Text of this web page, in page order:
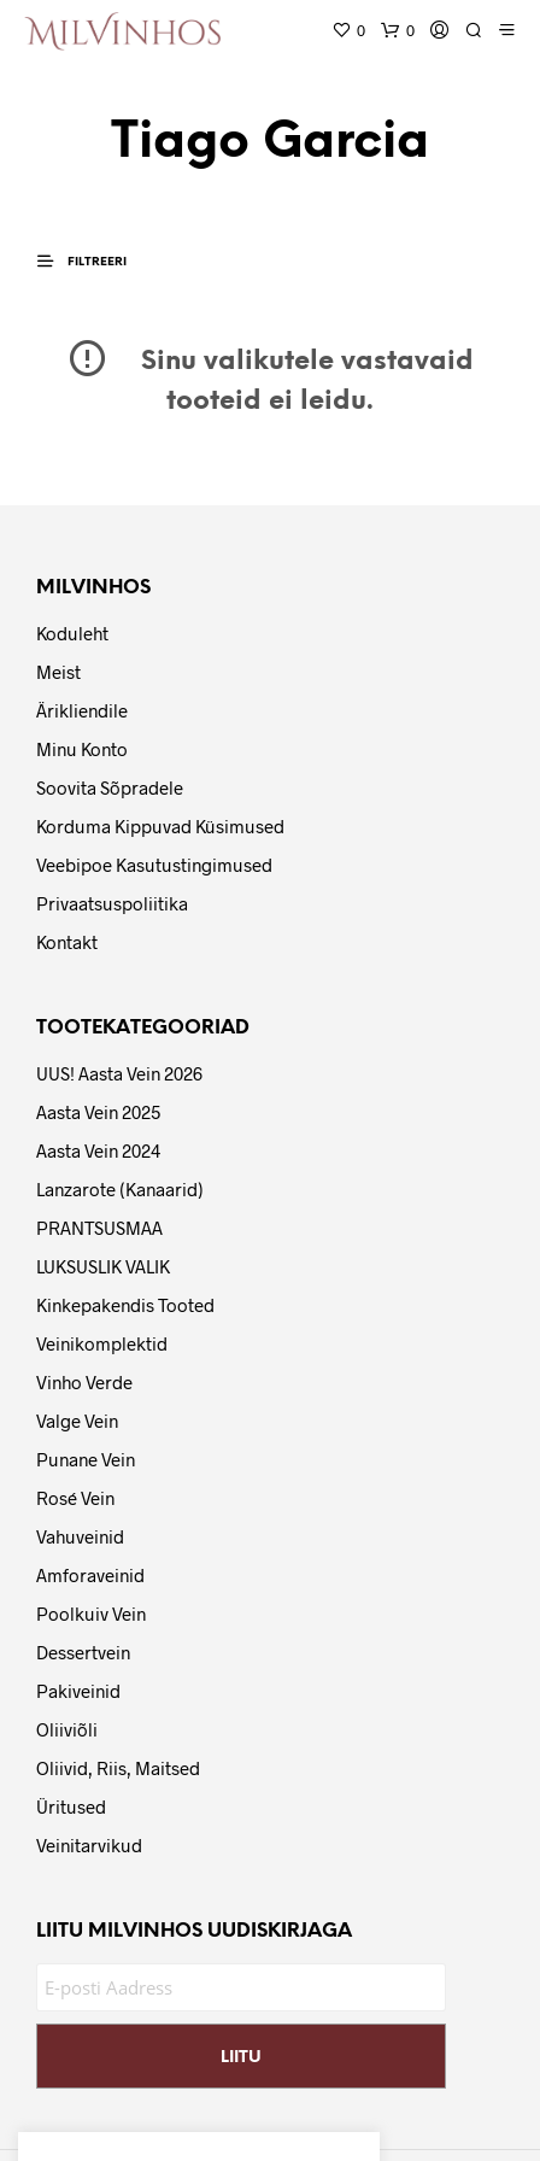
0 0
Tiago Garcia
FILTREERI
Sinu valikutele vastavaid
tooteid ei leidu.
MILVINHOS
Koduleht
Meist
Ärikliendile
Minu Konto
Soovita Sõpradele
Korduma Kippuvad Küsimused
Veebipoe Kasutustingimused
Privaatsuspoliitika
Kontakt
TOOTEKATEGOORIAD
UUS! Aasta Vein 2026
Aasta Vein 2025
Aasta Vein 2024
Lanzarote (Kanaarid)
PRANTSUSMAA
LUKSUSLIK VALIK
Kinkepakendis Tooted
Veinikomplektid
Vinho Verde
Valge Vein
Punane Vein
Rosé Vein
Vahuveinid
Amforaveinid
Poolkuiv Vein
Dessertvein
Pakiveinid
Oliiviõli
Oliivid, Riis, Maitsed
Üritused
Veinitarvikud
LIITU MILVINHOS UUDISKIRJAGA